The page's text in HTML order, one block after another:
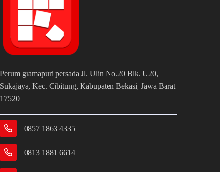
Perum gramapuri persada Jl. Ulin No.20 Blk. U20,
Sukajaya, Kec. Cibitung, Kabupaten Bekasi, Jawa Barat
17520
0857 1863 4335
0813 1881 6614